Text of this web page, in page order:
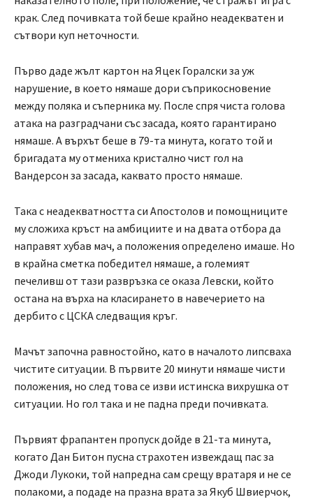
крак. След почивката той беше крайно неадекватен и
сътвори куп неточности.
Първо даде жълт картон на Яцек Горалски за уж
нарушение, в което нямаше дори съприкосновение
между поляка и съперника му. После спря чиста голова
атака на разградчани със засада, която гарантирано
нямаше. А върхът беше в 79-та минута, когато той и
бригадата му отмениха кристално чист гол на
Вандерсон за засада, каквато просто нямаше.
Така с неадекватността си Апостолов и помощниците
му сложиха кръст на амбициите и на двата отбора да
направят хубав мач, а положения определено имаше. Но
в крайна сметка победител нямаше, а големият
печеливш от тази развръзка се оказа Левски, който
остана на върха на класирането в навечерието на
дербито с ЦСКА следващия кръг.
Мачът започна равностойно, като в началото липсваха
чистите ситуации. В първите 20 минути нямаше чисти
положения, но след това се изви истинска вихрушка от
ситуации. Но гол така и не падна преди почивката.
Първият фрапантен пропуск дойде в 21-та минута,
когато Дан Битон пусна страхотен извеждащ пас за
Джоди Лукоки, той напредна сам срещу вратаря и не се
полакоми, а подаде на празна врата за Якуб Швиерчок,